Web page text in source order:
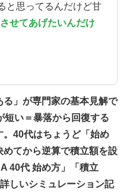
と思ってるんだけど甘
せてあげたいんだけ
」が専門家の基本見解で
短い＝暴落から回復する
。40代はちょうど「始め
てから逆算で積立額を設
40代 始め方」「積立
しいシミュレーション記